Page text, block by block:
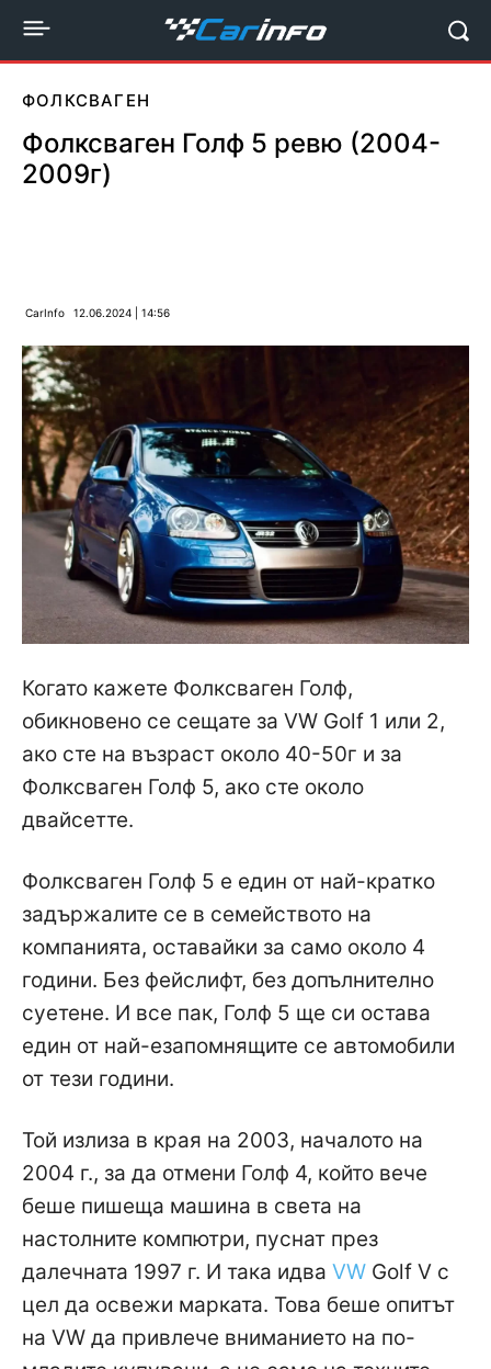
ФОЛКСВАГЕН
Фолксваген Голф 5 ревю (2004-
2009г)
CarInfo 12.06.2024 | 14:56
Когато кажете Фолксваген Голф,
обикновено се сещате за VW Golf 1 или 2,
ако сте на възраст около 40-50г и за
Фолксваген Голф 5, ако сте около
двайсетте.
Фолксваген Голф 5 е един от най-кратко
задържалите се в семейството на
компанията, оставайки за само около 4
години. Без фейслифт, без допълнително
суетене. И все пак, Голф 5 ще си остава
един от най-езапомнящите се автомобили
от тези години.
Той излиза в края на 2003, началото на
2004 г., за да отмени Голф 4, който вече
беше пишеща машина в света на
настолните компютри, пуснат през
далечната 1997 г. И така идва VW Golf V с
цел да освежи марката. Това беше опитът
на VW да привлече вниманието на по-